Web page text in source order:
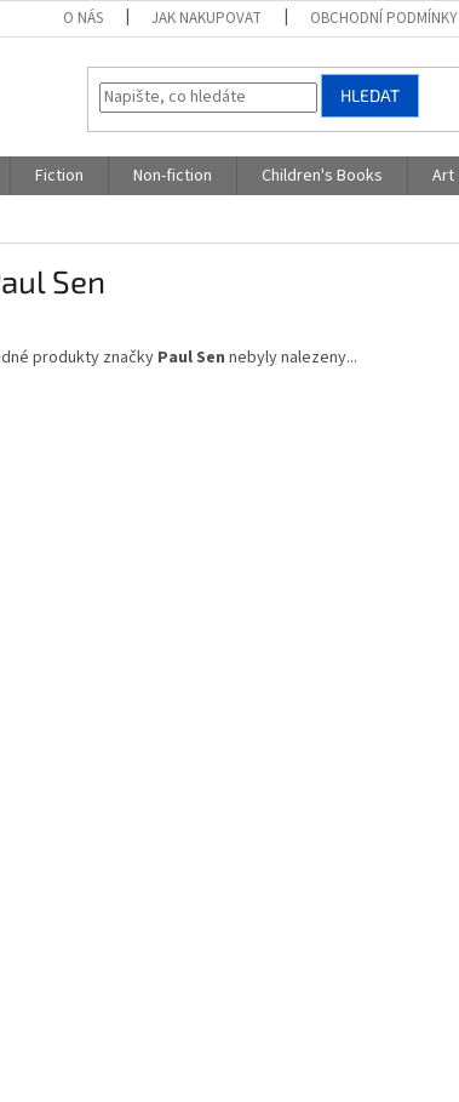
O NÁS JAK NAKUPOVAT OBCHODNÍ PODMÍNKY
HLEDAT
Fiction Non-fiction Children's Books Art
Sen
produkty značky Paul Sen nebyly nalezeny...